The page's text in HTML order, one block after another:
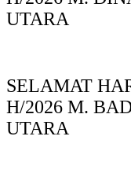
UTARA
SELAMAT
H/2026 M.
UTARA